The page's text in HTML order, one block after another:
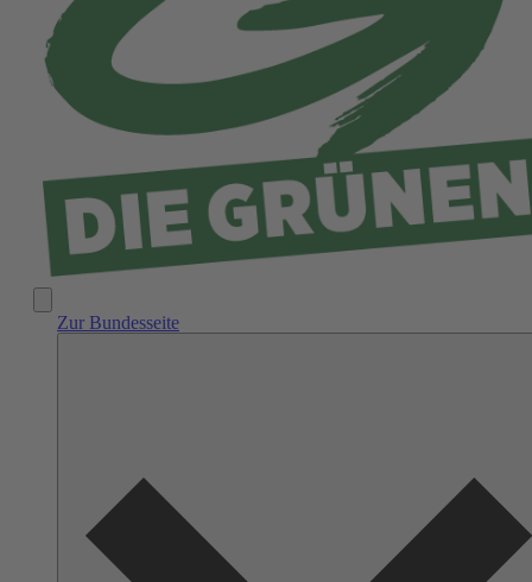
Natur und Umwelt
Demokratie
Zur Bundesseite